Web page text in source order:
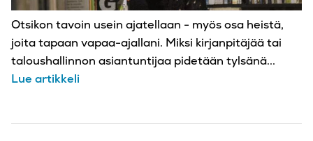
Otsikon tavoin usein ajatellaan - myös osa heistä,
joita tapaan vapaa-ajallani. Miksi kirjanpitäjää tai
taloushallinnon asiantuntijaa pidetään tylsänä...
Lue artikkeli